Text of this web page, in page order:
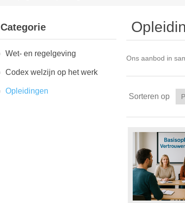
Categorie
Wet- en regelgeving
Codex welzijn op het werk
Opleidingen
Ons aanbod in
Sorteren op